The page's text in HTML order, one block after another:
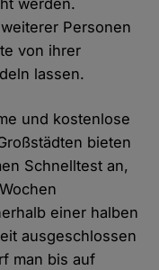
werden.
Personen
von ihrer
lassen.
und kostenlose
bieten
Schnelltest an,
einer halben
ausgeschlossen
man bis auf